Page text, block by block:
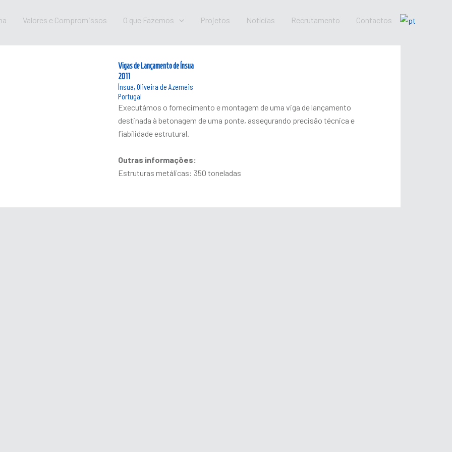
Valores e Compromissos O que Fazemos Projetos Notícias Recrutamento Contactos
Vigas de Lançamento de Ínsua
2011
Ínsua, Oliveira de Azemeis
Portugal
Executámos o fornecimento e montagem de uma viga de lançamento
destinada à betonagem de uma ponte, assegurando precisão técnica e
fiabilidade estrutural.
Outras informações:
Estruturas metálicas: 350 toneladas